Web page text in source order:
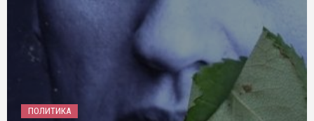
ПОЛИТИКА